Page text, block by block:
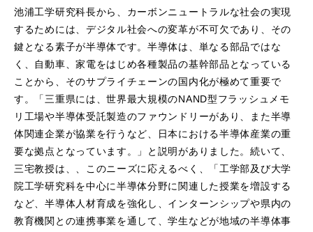
池浦工学研究科長から、カーボンニュートラルな社会の実現
するためには、デジタル社会への変革が不可欠であり、その
鍵となる素子が半導体です。半導体は、単なる部品ではな
く、自動車、家電をはじめ各種製品の基幹部品となっている
ことから、そのサプライチェーンの国内化が極めて重要で
す。「三重県には、世界最大規模のNAND型フラッシュメモ
リ工場や半導体受託製造のファウンドリーがあり、また半導
体関連企業が協業を行うなど、日本における半導体産業の重
要な拠点となっています。」と説明がありました。続いて、
三宅教授は、、このニーズに応えるべく、「工学部及び大学
院工学研究科を中心に半導体分野に関連した授業を増設する
など、半導体人材育成を強化し、インターンシップや県内の
教育機関との連携事業を通して、学生などが地域の半導体事